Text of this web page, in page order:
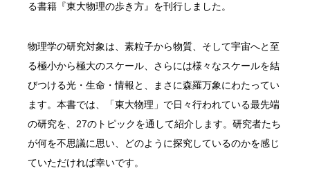
る書籍『東大物理の歩き方』を刊行しました。
物理学の研究対象は、素粒子から物質、そして宇宙へと至
る極小から極大のスケール、さらには様々なスケールを結
びつける光・生命・情報と、まさに森羅万象にわたってい
ます。本書では、「東大物理」で日々行われている最先端
の研究を、27のトピックを通して紹介します。研究者たち
が何を不思議に思い、どのように探究しているのかを感じ
ていただければ幸いです。